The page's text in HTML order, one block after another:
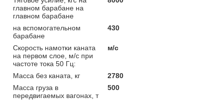
главном барабане на
главном барабане
на вспомогательном
барабане
430
Скорость намотки каната
на первом слое, м/с при
частоте тока 50 Гц:
м/с
Масса без каната, кг
2780
Масса груза в
передвигаемых вагонах, т
500